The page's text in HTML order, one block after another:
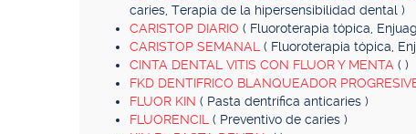
caries, Terapia de la hipersensibilidad dental )
CARISTOP DIARIO ( Fluoroterapia tópica,
CARISTOP SEMANAL ( Fluoroterapia tópica,
CINTA DENTAL VITIS CON FLUOR Y MENTA ( )
FKD DENTIFRICO BLANQUEADOR
FLUOR KIN ( Pasta dentrífica anticaries )
FLUORENCIL ( Preventivo de caries )